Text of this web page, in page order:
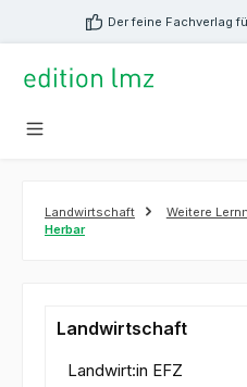
springen Der feine Fachverlag
Landwirtschaft
Weitere
Herbar
Landwirtschaft
Landwirt:in EFZ